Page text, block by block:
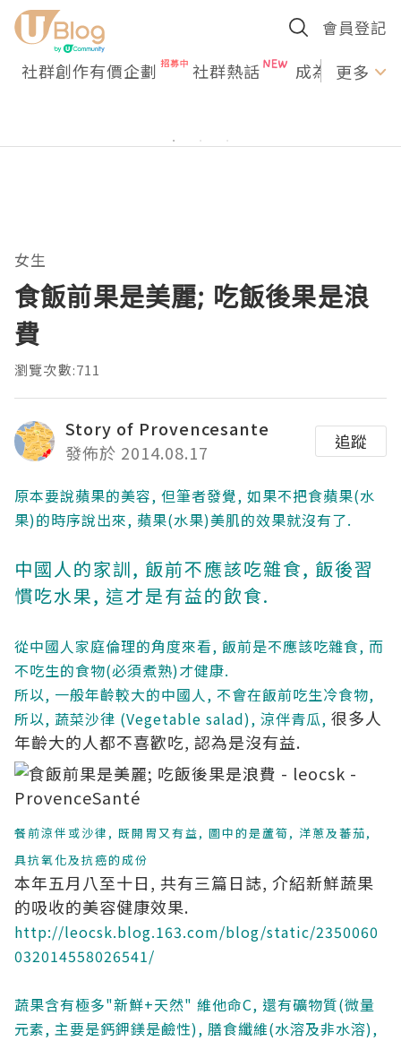
會員登記
社群創作有價企劃 社群熱話 成為U更多
女生
食飯前果是美麗; 吃飯後果是浪
費
瀏覽次數:711
Story of Provencesante
發佈於 2014.08.17
追蹤
原本要說蘋果的美容, 但筆者發覺, 如果不把食蘋果(水
果)的時序說出來, 蘋果(水果)美肌的效果就沒有了.
中國人的家訓, 飯前不應該吃雜食, 飯後習
慣吃水果, 這才是有益的飲食.
從中國人家庭倫理的角度來看, 飯前是不應該吃雜食, 而
不吃生的食物(必須煮熟)才健康.
所以, 一般年齡較大的中國人, 不會在飯前吃生冷食物,
所以, 蔬菜沙律 (Vegetable salad), 涼伴青瓜, 很多人
年齡大的人都不喜歡吃, 認為是沒有益.
餐前涼伴或沙律, 既開胃又有益, 圖中的是蘆筍, 洋蔥及蕃茄,
具抗氧化及抗癌的成份
本年五月八至十日, 共有三篇日誌, 介紹新鮮蔬果
的吸收的美容健康效果.
http://leocsk.blog.163.com/blog/static/2350060
032014558026541/
蔬果含有極多"新鮮+天然" 維他命C, 還有礦物質(微量
元素, 主要是鈣鉀鎂是鹼性), 膳食纖維(水溶及非水溶),